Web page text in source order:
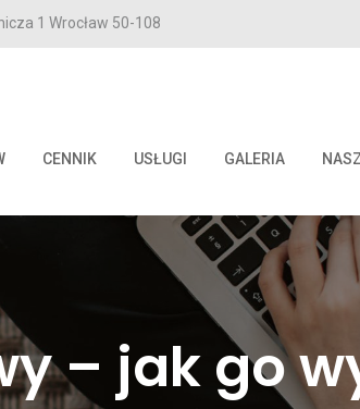
1 Wrocław 50-108
CENNIK USŁUGI GALERIA
– jak go